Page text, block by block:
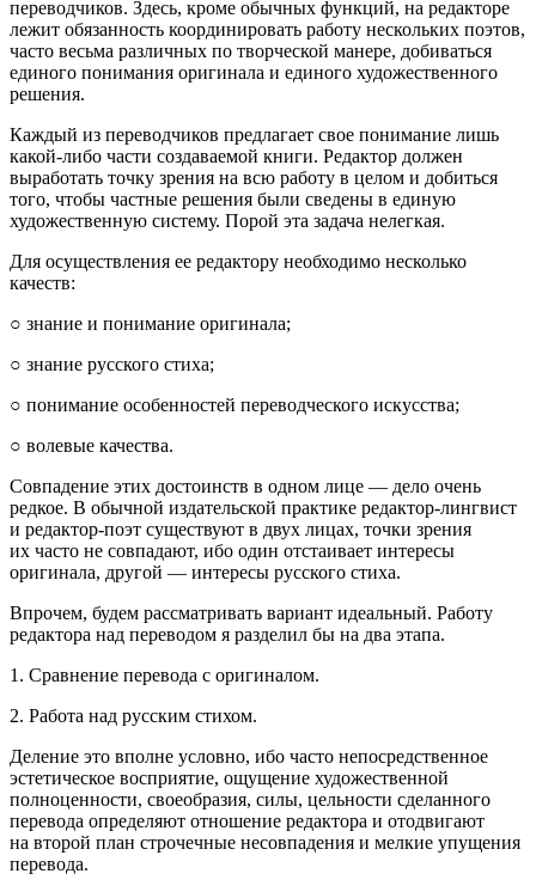
переводчиков. Здесь, кроме обычных функций, на редакторе
лежит обязанность координировать работу нескольких поэтов,
часто весьма различных по творческой манере, добиваться
единого понимания оригинала и единого художественного
решения.
Каждый из переводчиков предлагает свое понимание лишь
какой-либо части создаваемой книги. Редактор должен
выработать точку зрения на всю работу в целом и добиться
того, чтобы частные решения были сведены в единую
художественную систему. Порой эта задача нелегкая.
Для осуществления ее редактору необходимо несколько
качеств:
○ знание и понимание оригинала;
○ знание русского стиха;
○ понимание особенностей переводческого искусства;
○ волевые качества.
Совпадение этих достоинств в одном лице — дело очень
редкое. В обычной издательской практике редактор-лингвист
и редактор-поэт существуют в двух лицах, точки зрения
их часто не совпадают, ибо один отстаивает интересы
оригинала, другой — интересы русского стиха.
Впрочем, будем рассматривать вариант идеальный. Работу
редактора над переводом я разделил бы на два этапа.
1. Сравнение перевода с оригиналом.
2. Работа над русским стихом.
Деление это вполне условно, ибо часто непосредственное
эстетическое восприятие, ощущение художественной
полноценности, своеобразия, силы, цельности сделанного
перевода определяют отношение редактора и отодвигают
на второй план строчечные несовпадения и мелкие упущения
перевода.